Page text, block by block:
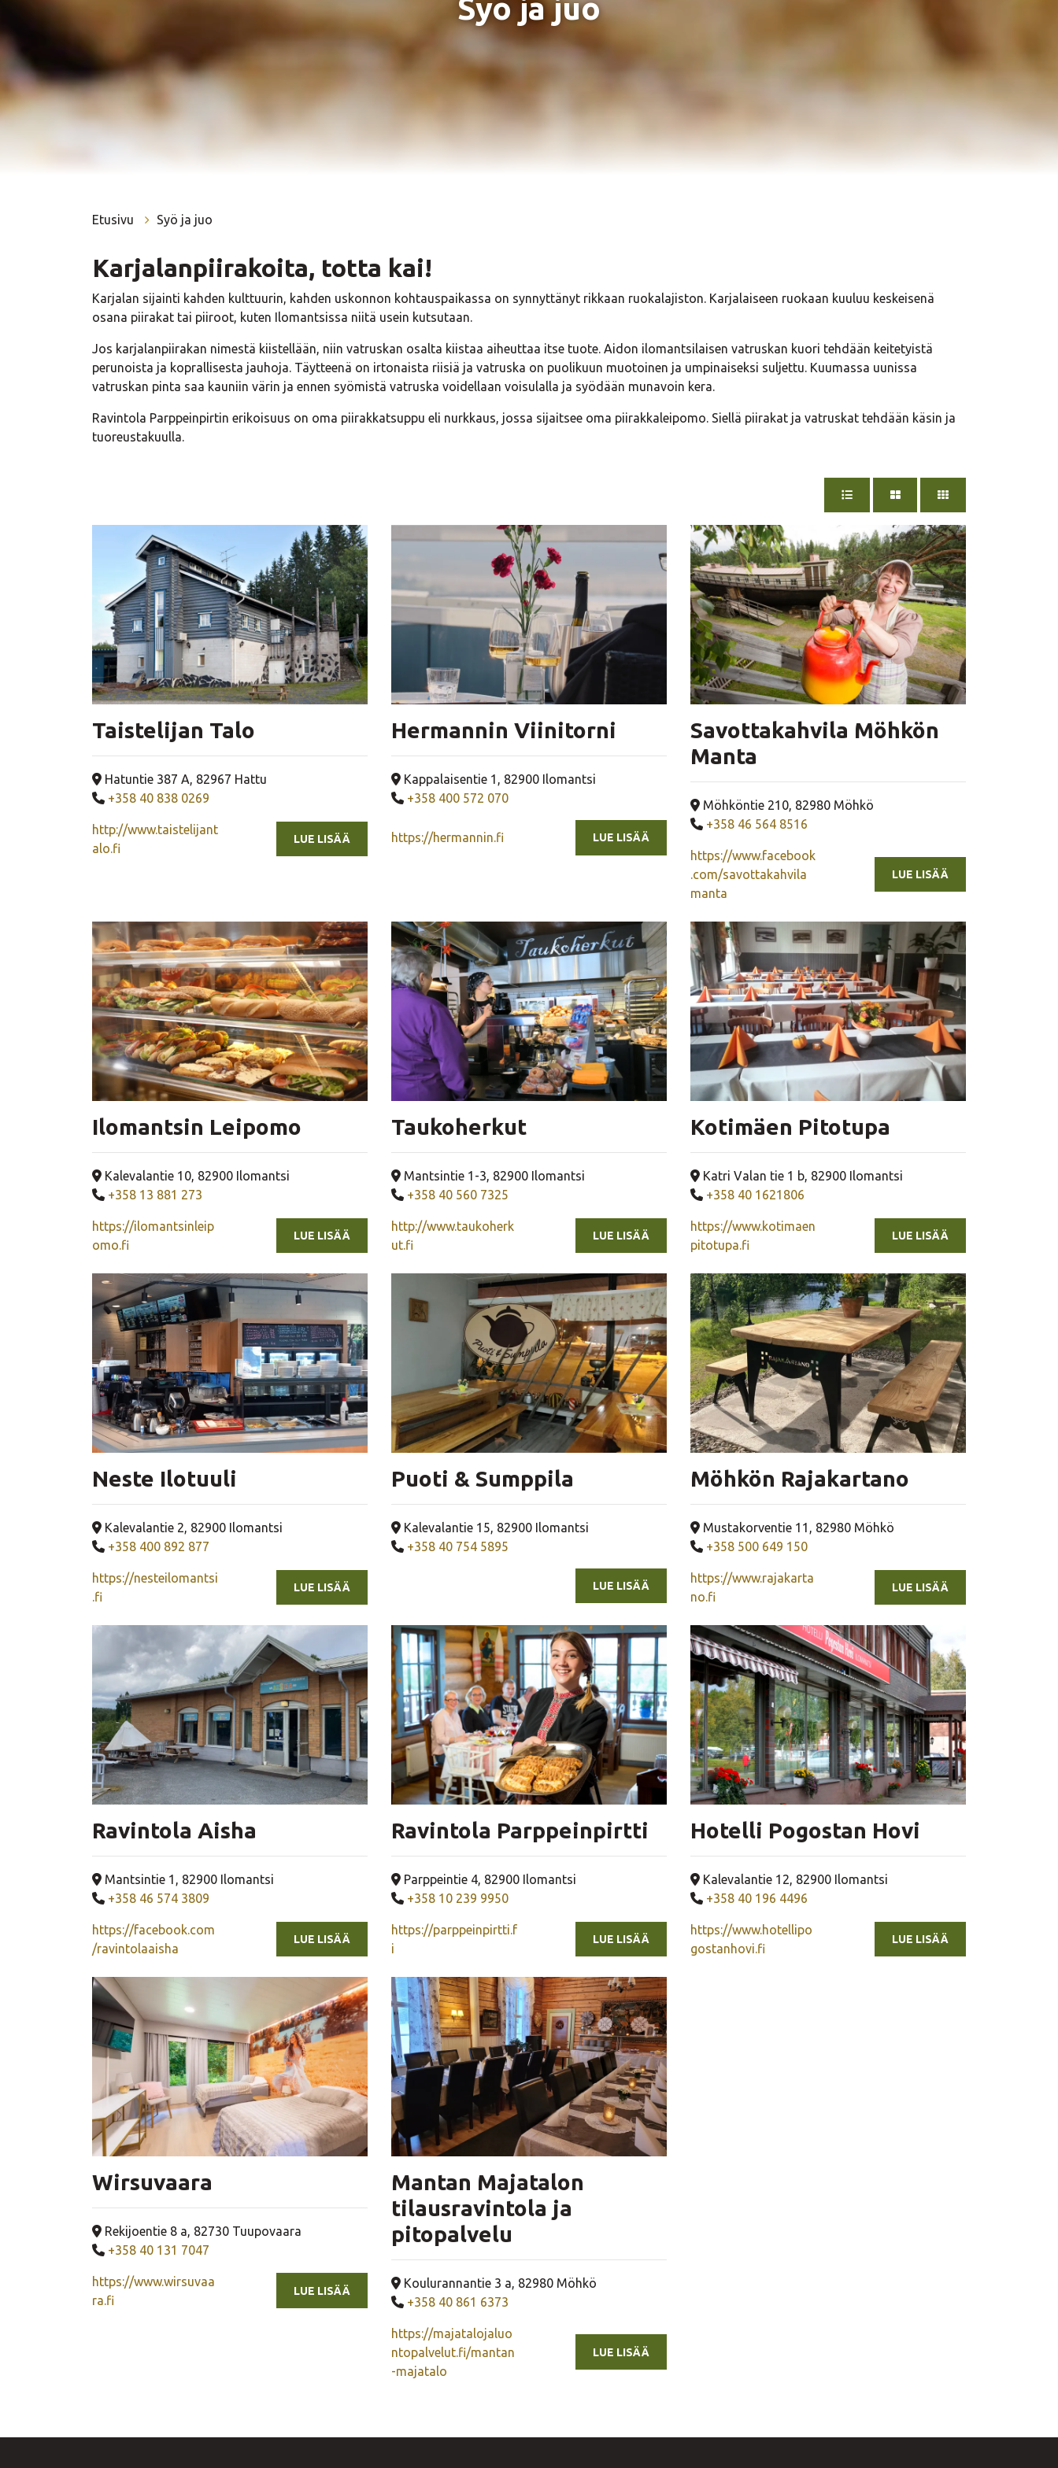
Syö ja juo
Etusivu Syö ja juo
Karjalanpiirakoita, totta kai!
Karjalan sijainti kahden kulttuurin, kahden uskonnon kohtauspaikassa on synnyttänyt rikkaan ruokalajiston. Karjalaiseen ruokaan kuuluu keskeisenä
osana piirakat tai piiroot, kuten Ilomantsissa niitä usein kutsutaan.
Jos karjalanpiirakan nimestä kiistellään, niin vatruskan osalta kiistaa aiheuttaa itse tuote. Aidon ilomantsilaisen vatruskan kuori tehdään keitetyistä
perunoista ja koprallisesta jauhoja. Täytteenä on irtonaista riisiä ja vatruska on puolikuun muotoinen ja umpinaiseksi suljettu. Kuumassa uunissa
vatruskan pinta saa kauniin värin ja ennen syömistä vatruska voidellaan voisulalla ja syödään munavoin kera.
Ravintola Parppeinpirtin erikoisuus on oma piirakkatsuppu eli nurkkaus, jossa sijaitsee oma piirakkaleipomo. Siellä piirakat ja vatruskat tehdään käsin ja
tuoreustakuulla.
NÄYTÄ TUOTTEET RIVEISSÄ
NÄYTÄ TUOTTEET
NÄYTÄ TUOTTEET
Taistelijan Talo
Yrityksen osoite
Hatuntie 387 A, 82967 Hattu
Yrityksen puhelinnumero
+358 40 838 0269
http://www.taistelijant
alo.fi
LUE LISÄÄ
Hermannin Viinitorni
Yrityksen osoite
Kappalaisentie 1, 82900 Ilomantsi
Yrityksen puhelinnumero
+358 400 572 070
https://hermannin.fi LUE LISÄÄ
Savottakahvila Möhkön
Manta
Yrityksen osoite
Möhköntie 210, 82980 Möhkö
Yrityksen puhelinnumero
+358 46 564 8516
https://www.facebook
.com/savottakahvila
manta
LUE LISÄÄ
Ilomantsin Leipomo
Yrityksen osoite
Kalevalantie 10, 82900 Ilomantsi
Yrityksen puhelinnumero
+358 13 881 273
https://ilomantsinleip
omo.fi
LUE LISÄÄ
Taukoherkut
Yrityksen osoite
Mantsintie 1-3, 82900 Ilomantsi
Yrityksen puhelinnumero
+358 40 560 7325
http://www.taukoherk
ut.fi
LUE LISÄÄ
Kotimäen Pitotupa
Yrityksen osoite
Katri Valan tie 1 b, 82900 Ilomantsi
Yrityksen puhelinnumero
+358 40 1621806
https://www.kotimaen
pitotupa.fi
LUE LISÄÄ
Neste Ilotuuli
Yrityksen osoite
Kalevalantie 2, 82900 Ilomantsi
Yrityksen puhelinnumero
+358 400 892 877
https://nesteilomantsi
.fi
LUE LISÄÄ
Puoti & Sumppila
Yrityksen osoite
Kalevalantie 15, 82900 Ilomantsi
Yrityksen puhelinnumero
+358 40 754 5895
LUE LISÄÄ
Möhkön Rajakartano
Yrityksen osoite
Mustakorventie 11, 82980 Möhkö
Yrityksen puhelinnumero
+358 500 649 150
https://www.rajakarta
no.fi
LUE LISÄÄ
Ravintola Aisha
Yrityksen osoite
Mantsintie 1, 82900 Ilomantsi
Yrityksen puhelinnumero
+358 46 574 3809
https://facebook.com
/ravintolaaisha
LUE LISÄÄ
Ravintola Parppeinpirtti
Yrityksen osoite
Parppeintie 4, 82900 Ilomantsi
Yrityksen puhelinnumero
+358 10 239 9950
https://parppeinpirtti.f
i
LUE LISÄÄ
Hotelli Pogostan Hovi
Yrityksen osoite
Kalevalantie 12, 82900 Ilomantsi
Yrityksen puhelinnumero
+358 40 196 4496
https://www.hotellipo
gostanhovi.fi
LUE LISÄÄ
Wirsuvaara
Yrityksen osoite
Rekijoentie 8 a, 82730 Tuupovaara
Yrityksen puhelinnumero
+358 40 131 7047
https://www.wirsuvaa
ra.fi
LUE LISÄÄ
Mantan Majatalon
tilausravintola ja
pitopalvelu
Yrityksen osoite
Koulurannantie 3 a, 82980 Möhkö
Yrityksen puhelinnumero
+358 40 861 6373
https://majatalojaluo
ntopalvelut.fi/mantan
-majatalo
LUE LISÄÄ